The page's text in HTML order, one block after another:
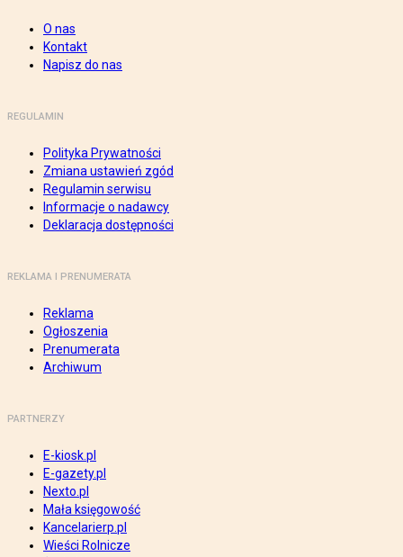
O nas
Kontakt
Napisz do nas
REGULAMIN
Polityka Prywatności
Zmiana ustawień zgód
Regulamin serwisu
Informacje o nadawcy
Deklaracja dostępności
REKLAMA I PRENUMERATA
Reklama
Ogłoszenia
Prenumerata
Archiwum
PARTNERZY
E-kiosk.pl
E-gazety.pl
Nexto.pl
Mała księgowość
Kancelarierp.pl
Wieści Rolnicze